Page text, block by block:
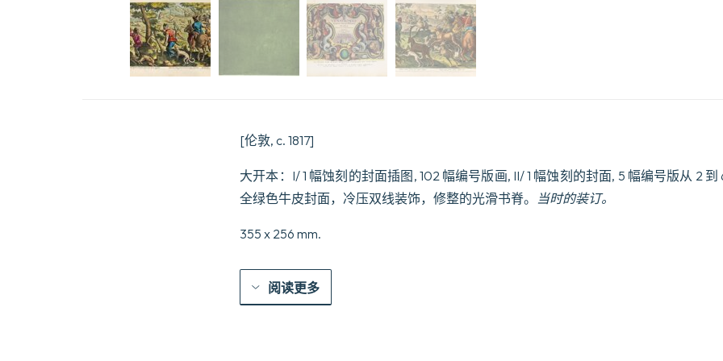
[伦敦, c. 1817]
大开本：I/ 1 幅蚀刻的封面插图, 102 幅编号版画, II/ 1 幅蚀刻的封面, 5 幅编号版从 2 到
全绿色牛皮封面，冷压双线装饰，修整的光滑书脊。 当时的装订。
355 x 256 mm.
阅读更多